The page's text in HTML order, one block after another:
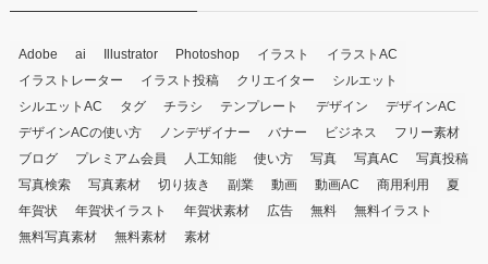
Adobe ai Illustrator Photoshop イラスト
イラストAC
イラストレーター
イラスト投稿 クリエイター
シルエット
シルエットAC
タグ チラシ テンプレート デザイン
デザインAC
デザインACの使い方
ノンデザイナー バナー ビジネス
フリー素材
ブログ
プレミアム会員 人工知能 使い方 写真 写真AC
写真投稿
写真検索
写真素材 切り抜き 副業 動画 動画AC 商用利用
夏
年賀状
年賀状イラスト 年賀状素材 広告 無料
無料イラスト
無料写真素材
無料素材 素材